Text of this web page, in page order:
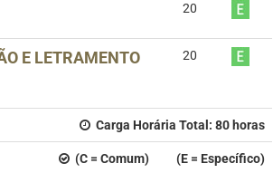
20
E LETRAMENTO
20
Carga Horária Total: 80 horas
(C = Comum) (E = Específico)